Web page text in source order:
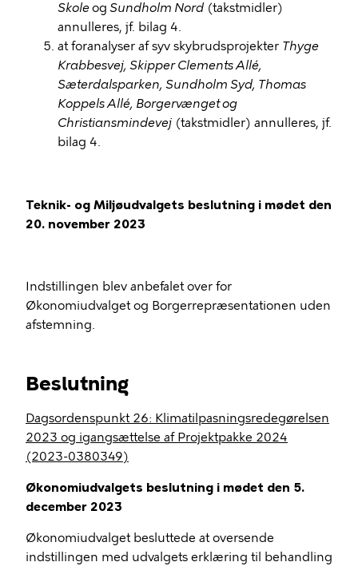
Skoleog Sundholm Nord (takstmidler)
annulleres, jf. bilag 4.
at foranalyser af syv skybrudsprojekter Thyge
Krabbesvej, Skipper Clements Allé,
Sæterdalsparken, Sundholm Syd, Thomas
Koppels Allé, Borgervænget og
Christiansmindevej (takstmidler) annulleres, jf.
bilag 4.
Teknik- og Miljøudvalgets beslutning i mødet den
20. november 2023
Indstillingen blev anbefalet over for
Økonomiudvalget og Borgerrepræsentationen uden
afstemning.
Beslutning
Dagsordenspunkt 26: Klimatilpasningsredegørelsen
2023 og igangsættelse af Projektpakke 2024
(2023-0380349)
Økonomiudvalgets beslutning i mødet den 5.
december 2023
Økonomiudvalget besluttede at oversende
indstillingen med udvalgets erklæring til behandling